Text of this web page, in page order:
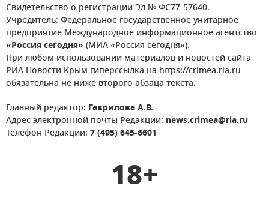
Свидетельство о регистрации Эл № ФС77-57640.
Учредитель: Федеральное государственное унитарное
предприятие Международное информационное агентство
«Россия сегодня» (МИА «Россия сегодня»).
При любом использовании материалов и новостей сайта
РИА Новости Крым гиперссылка на https://crimea.ria.ru
обязательна не ниже второго абзаца текста.
Главный редактор: Гаврилова А.В.
Адрес электронной почты Редакции: news.crimea@ria.ru
Телефон Редакции: 7 (495) 645-6601
18+